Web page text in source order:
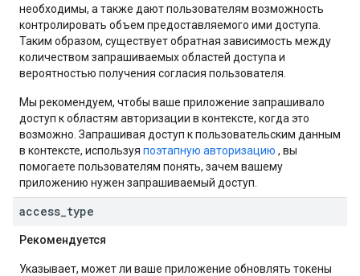
необходимы, а также дают пользователям возможность
контролировать объем предоставляемого ими доступа.
Таким образом, существует обратная зависимость между
количеством запрашиваемых областей доступа и
вероятностью получения согласия пользователя.
Мы рекомендуем, чтобы ваше приложение запрашивало
доступ к областям авторизации в контексте, когда это
возможно. Запрашивая доступ к пользовательским данным
в контексте, используя поэтапную авторизацию , вы
помогаете пользователям понять, зачем вашему
приложению нужен запрашиваемый доступ.
access type
Рекомендуется
Указывает, может ли ваше приложение обновлять токены